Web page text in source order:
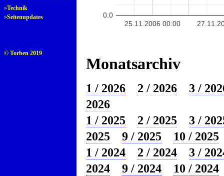
»Technik
»Seitenupdates
© Torben 2019
25.11.2006 00:00
0.0
Monatsarchiv
1 / 2026 2 / 2026
3 /
2026
1 / 2025
2 / 2025
3 /
2025
9 / 2025
10 / 2025
1 / 2024
2 / 2024
3 /
2024
9 / 2024
10 / 2024